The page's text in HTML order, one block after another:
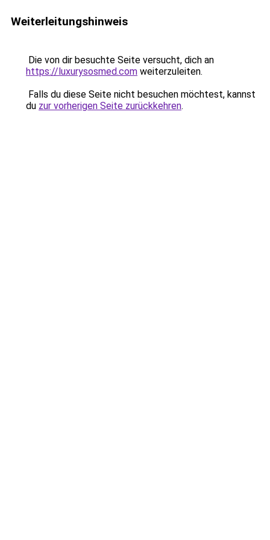
Weiterleitungshinweis
Die von dir besuchte Seite versucht, dich an
https://luxurysosmed.com weiterzuleiten.
Falls du diese Seite nicht besuchen möchtest, kannst
du zur vorherigen Seite zurückkehren.